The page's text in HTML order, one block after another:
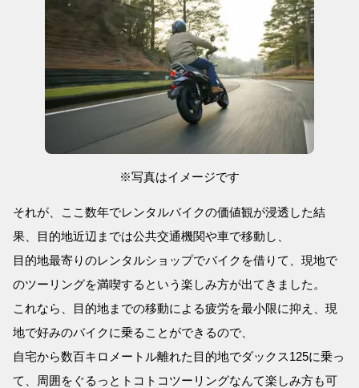
※写真はイメージです
それが、ここ数年でレンタルバイクの価値観が浸透した結
果、目的地近辺までは公共交通機関や車で移動し、
目的地最寄りのレンタルショップでバイクを借りて、現地で
のツーリングを満喫するという楽しみ方が出てきました。
これなら、目的地までの移動による疲労を最小限に抑え、現
地で好みのバイクに乗ることができるので、
自宅から数百キロメートル離れた目的地でダックス125に乗っ
て、周囲をぐるっとトコトコツーリングなんて楽しみ方も可